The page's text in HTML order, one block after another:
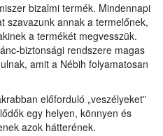
bizalmi termék. Mindennapi
szavazunk annak a termelőnek,
a termékét megvesszük.
biztonsági rendszere magas
amit a Nébih folyamatosan
előforduló „veszélyeket”
egy helyen, könnyen és
azok hátterének.